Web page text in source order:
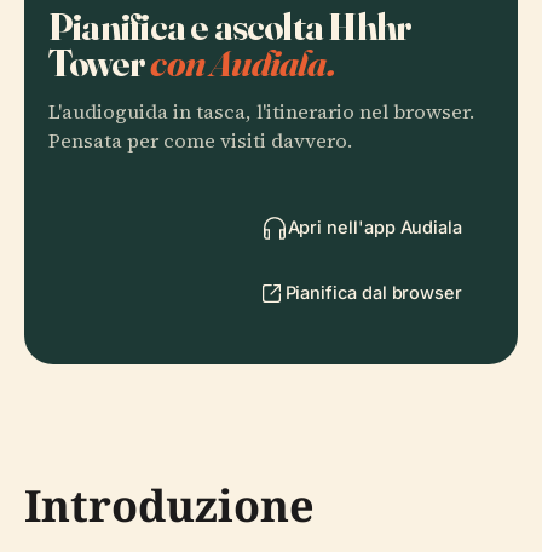
Pianifica e ascolta Hhhr
Towercon Audiala.
L'audioguida in tasca, l'itinerario nel browser.
Pensata per come visiti davvero.
Apri nell'app Audiala
Pianifica dal browser
Introduzione